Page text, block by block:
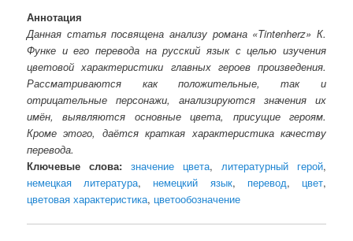
Аннотация
Данная статья посвящена анализу романа «Tintenherz» К.
Функе и его перевода на русский язык с целью изучения
цветовой характеристики главных героев произведения.
Рассматриваются как положительные, так и
отрицательные персонажи, анализируются значения их
имён, выявляются основные цвета, присущие героям.
Кроме этого, даётся краткая характеристика качеству
перевода.
Ключевые слова: значение цвета, литературный герой,
немецкая литература, немецкий язык, перевод, цвет,
цветовая характеристика, цветообозначение